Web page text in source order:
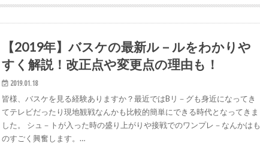
【2019年】バスケの最新ル－ルをわかりや
すく解説！改正点や変更点の理由も！
2019.01.18
皆様、バスケを見る経験ありますか？最近ではBリ－グも身近になってき
てテレビだったり現地観戦なんかも比較的簡単にできる時代となってきま
した。 シュ－トが入った時の盛り上がりや接戦でのワンプレ－なんかはも
のすごく興奮します。…